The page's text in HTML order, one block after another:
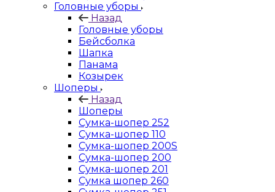
Головные уборы
Назад
Головные уборы
Бейсболка
Шапка
Панама
Козырек
Шоперы
Назад
Шоперы
Сумка-шопер 252
Сумка-шопер 110
Сумка-шопер 200S
Сумка-шопер 200
Сумка-шопер 201
Сумка шопер 260